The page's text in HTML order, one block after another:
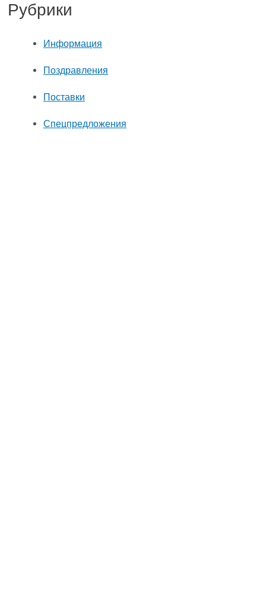
и
Рубрики
Информация
Поздравления
Поставки
Спецпредложения